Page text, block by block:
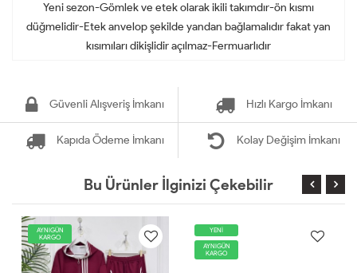
Yeni sezon-Gömlek ve etek olarak ikili takımdır-ön kısmı
düğmelidir-Etek anvelop şekilde yandan bağlamalıdır fakat yan
kısımıları dikişlidir açılmaz-Fermuarlıdır
Güvenli Alışveriş İmkanı Hızlı Kargo İmkanı
Kapıda Ödeme İmkanı Kolay Değişim İmkanı
Bu Ürünler İlginizi Çekebilir
AYNIGÜN
KARGO
YENİ
AYNIGÜN
KARGO